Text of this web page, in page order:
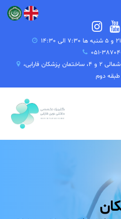
051-
مشهد، بلوار وکیل آباد، بین کوثر شمالی 2 و 4، ساختمان پزشکان فارابی،
طبقه دوم